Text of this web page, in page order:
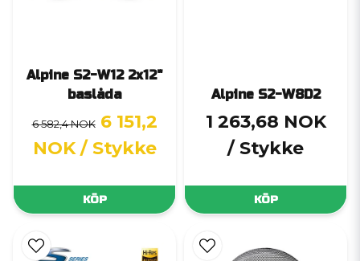
Alpine S2-W12 2x12"
baslåda
6 582,4 NOK 6 151,2
NOK / Stykke
KÖP
Alpine S2-W8D2
1 263,68 NOK
/ Stykke
KÖP